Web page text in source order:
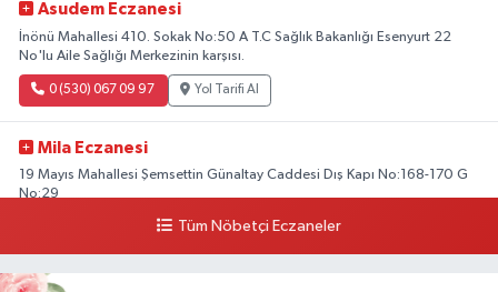
Asudem Eczanesi
İnönü Mahallesi 410. Sokak No:50 A T.C Sağlık Bakanlığı Esenyurt 22
No'lu Aile Sağlığı Merkezinin karşısı.
0 (530) 067 09 97 Yol Tarifi Al
Mila Eczanesi
19 Mayıs Mahallesi Şemsettin Günaltay Caddesi Dış Kapı No:168-170 G
No:29
Yol Tarifi Al
Kasımpaşa Eczanesi
Tüm Nöbetçi Eczaneler